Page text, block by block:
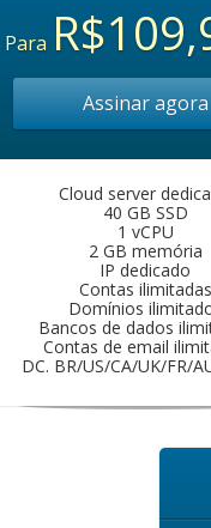
Para
Assinar agora
Cloud server
40 GB SSD
1 vCPU
2 GB memória
IP dedicado
Contas ilimitadas
Domínios
Bancos de dados
Contas de email
DC. BR/US/CA/UK/FR/